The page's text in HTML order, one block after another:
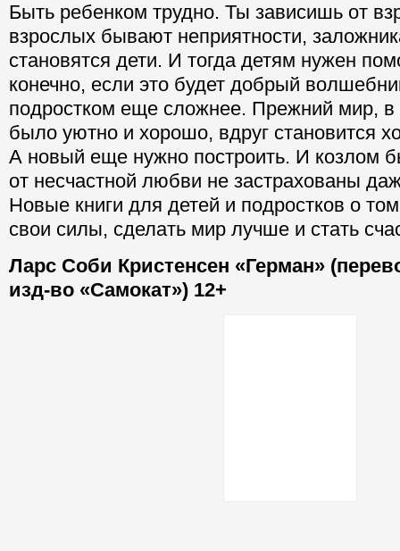
Быть ребенком трудно. Ты зависишь от
взрослых бывают неприятности,
становятся дети. И тогда детям нужен
конечно, если это будет добрый
подростком еще сложнее. Прежний мир, в
было уютно и хорошо, вдруг становится
А новый еще нужно построить. И козлом
от несчастной любви не застрахованы
Новые книги для детей и подростков о
свои силы, сделать мир лучше и стать
Ларс Соби Кристенсен «Герман»
изд-во «Самокат») 12+